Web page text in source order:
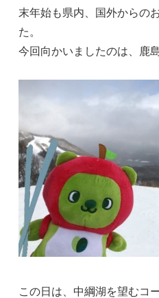
末年始も県内、国外からの
た。
今回向かいましたのは、鹿
この日は、中綱湖を望むコ